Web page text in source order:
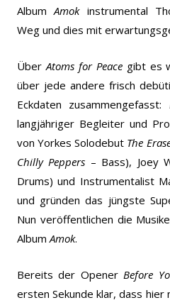
AlbumAmokinstrumental
Weg und dies mit
Über Atoms for Peacegibt es
über jede andere frisch
Eckdaten zusammengefasst:
langjähriger Begleiter und
von Yorkes Solodebut The
Chilly Peppers – Bass), Joey
Drums) und Instrumentalist
und gründen das jüngste
Nun veröffentlichen die
AlbumAmok.
Bereits der OpenerBefore
ersten Sekunde klar, dass hier